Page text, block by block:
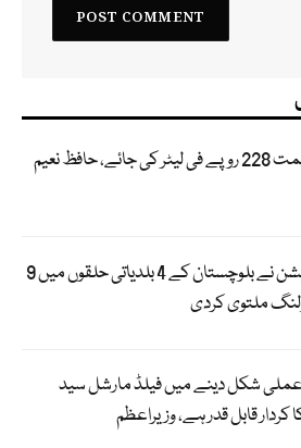
پیٹرول کی قیمت 228 روپے فی لیٹر کی جائے، حافظ نعیم
الیکشن کمیشن نے بلوچستان کے 4 بلدیاتی حلقوں میں 9
ملتوی کردی
شکل دینے میں فیلڈ مارشل سید
قابل قدر ہے، وزیراعظم